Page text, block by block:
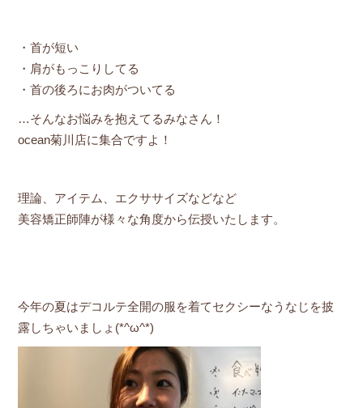
・首が短い
・肩がもっこりしてる
・首の後ろにお肉がついてる
…そんなお悩みを抱えてるみなさん！
ocean菊川店に集合ですよ！
理論、アイテム、エクササイズなどなど
美容矯正師陣が様々な角度から伝授いたします。
今年の夏はデコルテ全開の服を着てセクシーなうなじを披
露しちゃいましょ(*^ω^*)